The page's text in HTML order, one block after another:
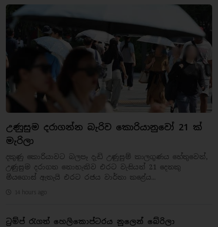
උණුසුම දරාගන්න බැරිව කොරියානුවෝ 21 ක්
මැරිලා
දකුණු කොරියාවට බලපෑ දැඩි උණුසුම් කාලගුණය හේතුවෙන්,
උණුසුම දරාගත නොහැකිව එරට වැසියන් 21 දෙනකු
මියගොස් ඇතැයි එරට රජය වාර්තා කළේය...
14 hours ago
ට්‍රම්ප් රැගත් හෙලිකොප්ටරය නූලෙන් බේරිලා